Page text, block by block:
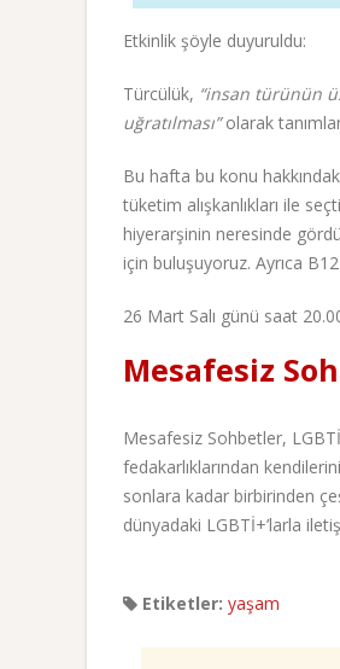
Etkinlik şöyle duyuruldu:
Türcülük, “insan türünün
uğratılması”olarak
Bu hafta bu konu
tüketim alışkanlıkları ile
hiyerarşinin neresinde
için buluşuyoruz. Ayrıca
26 Mart Salı günü saat
Mesafesiz
Mesafesiz Sohbetler,
fedakarlıklarından
sonlara kadar birbirinden
dünyadaki LGBTİ+’larla
Etiketler: yaşam